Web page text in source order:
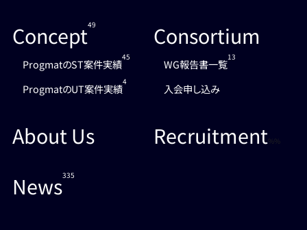
Concept49
ProgmatのST案件実績
45
ProgmatのUT案件実績
4
About Us
News335
Consortium
WG報告書一覧
13
入会申し込み
Recruitment